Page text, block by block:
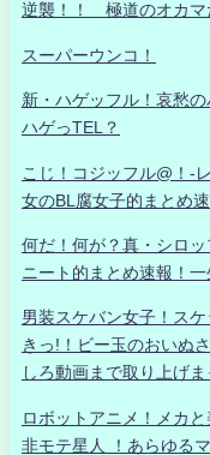
逆襲！！ 極道のオカマ
スーパーウンコ！
新・ハゲッフル！哀愁
ハゲっTEL？
こじ！コジッフル@！-
女のBL腐女子的まとめ
何だ！何が？真・シ
ニート的まとめ速報！一
男装スケバン女子！ス
きっ!！ビー玉のおいぬ
しろ動画まで取り上げま
ロボットアニメ！メカ
非モテ星人 ！あらゆる